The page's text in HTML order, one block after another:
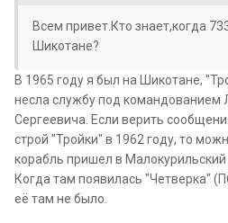
Всем привет.Кто знает,когда
Шикотане?
В 1965 году я был на Шикотане,
несла службу под командованием
Сергеевича. Если верить
строй "Тройки" в 1962 году, то
корабль пришел в Малокурильский
Когда там появилась "Четверка"
её там не было.